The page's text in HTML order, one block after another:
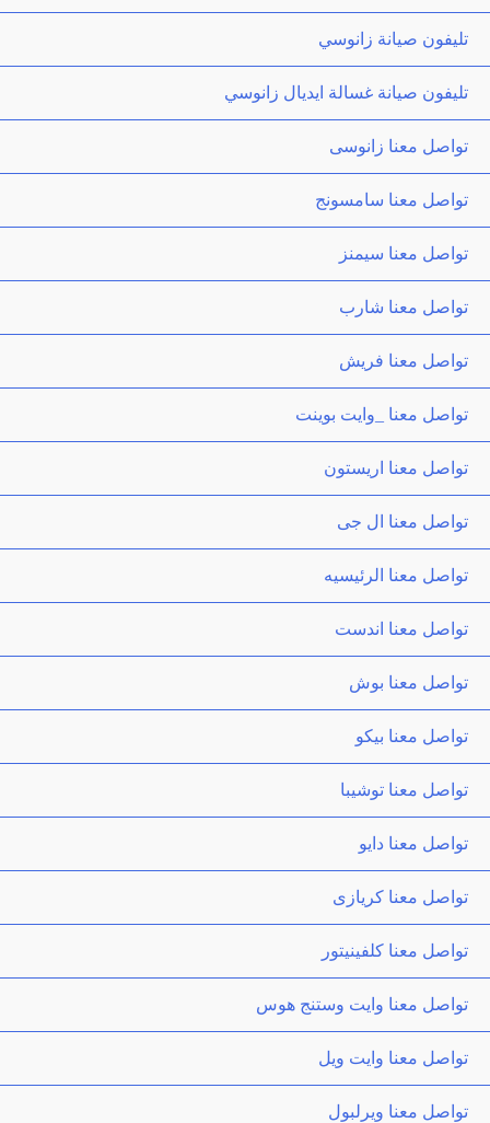
تليفون صيانة زانوسي
تليفون صيانة غسالة ايديال زانوسي
تواصل معنا زانوسى
تواصل معنا سامسونج
تواصل معنا سيمنز
تواصل معنا شارب
تواصل معنا فريش
تواصل معنا _وايت بوينت
تواصل معنا اريستون
تواصل معنا ال جى
تواصل معنا الرئيسيه
تواصل معنا اندست
تواصل معنا بوش
تواصل معنا بيكو
تواصل معنا توشيبا
تواصل معنا دايو
تواصل معنا كريازى
تواصل معنا كلفينيتور
تواصل معنا وايت وستنج هوس
تواصل معنا وايت ويل
تواصل معنا ويرلبول